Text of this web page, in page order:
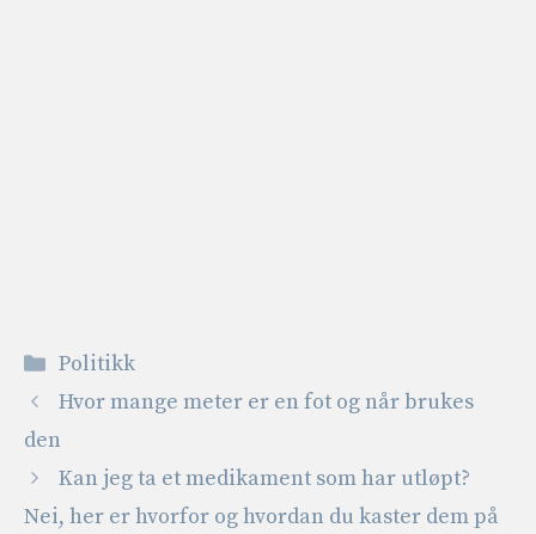
Kategorier
Politikk
Hvor mange meter er en fot og når brukes
den
Kan jeg ta et medikament som har utløpt?
Nei, her er hvorfor og hvordan du kaster dem på